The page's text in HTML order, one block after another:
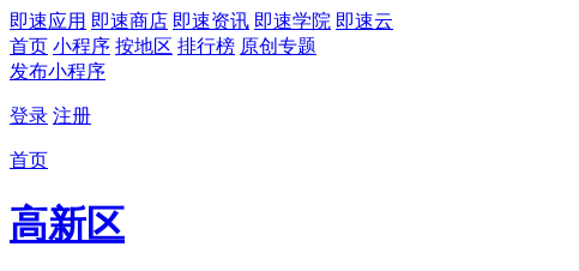
即速应用 即速商店 即速资讯 即速学院 即速云
首页 小程序 按地区 排行榜 原创专题
发布小程序
登录 注册
首页
高新区